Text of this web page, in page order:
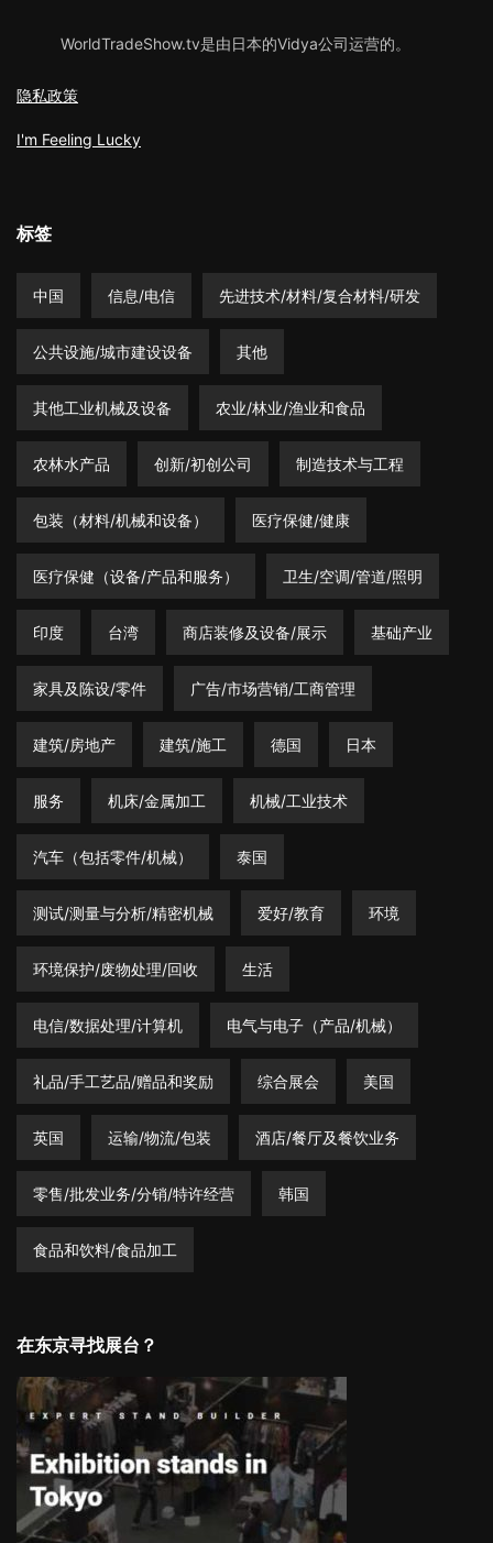
WorldTradeShow.tv是由日本的Vidya公司运营的。
隐私政策
I'm Feeling Lucky
标签
中国 信息/电信 先进技术/材料/复合材料/研发
公共设施/城市建设设备 其他
其他工业机械及设备 农业/林业/渔业和食品
农林水产品 创新/初创公司 制造技术与工程
包装（材料/机械和设备） 医疗保健/健康
医疗保健（设备/产品和服务） 卫生/空调/管道/照明
印度 台湾 商店装修及设备/展示 基础产业
家具及陈设/零件 广告/市场营销/工商管理
建筑/房地产 建筑/施工 德国 日本
服务 机床/金属加工 机械/工业技术
汽车（包括零件/机械） 泰国
测试/测量与分析/精密机械 爱好/教育 环境
环境保护/废物处理/回收 生活
电信/数据处理/计算机 电气与电子（产品/机械）
礼品/手工艺品/赠品和奖励 综合展会 美国
英国 运输/物流/包装 酒店/餐厅及餐饮业务
零售/批发业务/分销/特许经营 韩国
食品和饮料/食品加工
在东京寻找展台？